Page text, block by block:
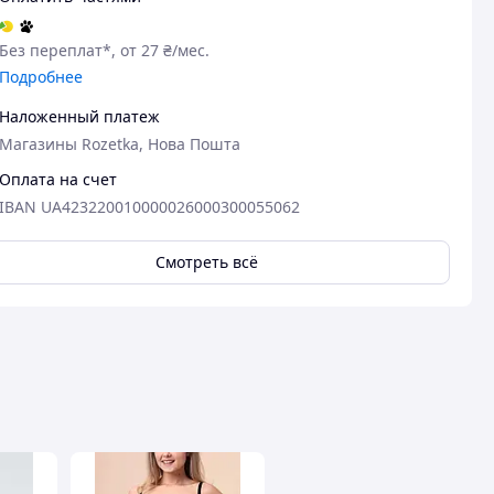
Без переплат*, от 27 ₴/мес.
Подробнее
Наложенный платеж
Магазины Rozetka, Нова Пошта
Оплата на счет
IBAN UA423220010000026000300055062
Смотреть всё